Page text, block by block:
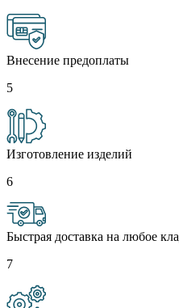
Внесение предоплаты
5
Изготовление изделий
6
Быстрая доставка на любое
7